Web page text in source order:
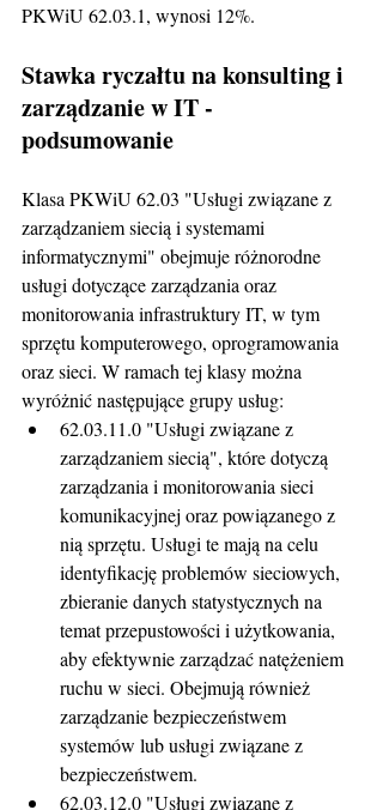
PKWiU 62.03.1, wynosi 12%.
Stawka ryczałtu na konsulting i
zarządzanie w IT -
podsumowanie
Klasa PKWiU 62.03 "Usługi związane z
zarządzaniem siecią i systemami
informatycznymi" obejmuje różnorodne
usługi dotyczące zarządzania oraz
monitorowania infrastruktury IT, w tym
sprzętu komputerowego, oprogramowania
oraz sieci. W ramach tej klasy można
wyróżnić następujące grupy usług:
62.03.11.0 "Usługi związane z
zarządzaniem siecią", które dotyczą
zarządzania i monitorowania sieci
komunikacyjnej oraz powiązanego z
nią sprzętu. Usługi te mają na celu
identyfikację problemów sieciowych,
zbieranie danych statystycznych na
temat przepustowości i użytkowania,
aby efektywnie zarządzać natężeniem
ruchu w sieci. Obejmują również
zarządzanie bezpieczeństwem
systemów lub usługi związane z
bezpieczeństwem.
62.03.12.0 "Usługi związane z